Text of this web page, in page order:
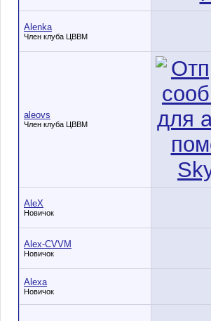
Alenka
Член клуба ЦВВМ
aleovs
Член клуба ЦВВМ
AleX
Новичок
Alex-CVVM
Новичок
Alexa
Новичок